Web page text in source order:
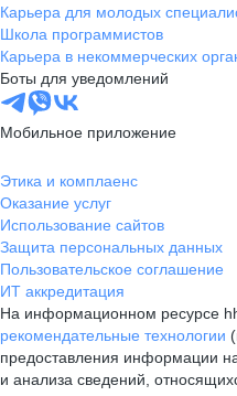
Карьера для молодых
Школа программистов
Карьера в некоммерческих
Боты для уведомлений
Мобильное приложение
Этика и комплаенс
Оказание услуг
Использование сайтов
Защита персональных данных
Пользовательское соглашение
ИТ аккредитация
На информационном ресурсе
рекомендательные технологии
предоставления информации
и анализа сведений,